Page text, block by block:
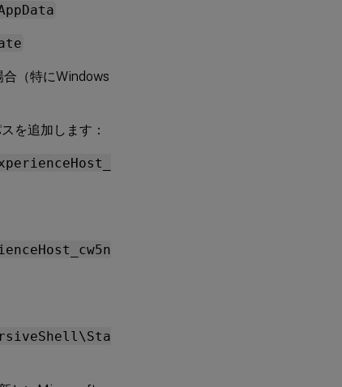
（特にWindows
を追加します：